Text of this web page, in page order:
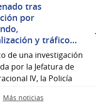
tras
por
y tráfico…
de una investigación
por la Jefatura de
IV, la Policía
Más noticias